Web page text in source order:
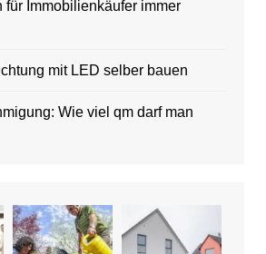
für Immobilienkäufer immer
mit LED selber bauen
Wie viel qm darf man